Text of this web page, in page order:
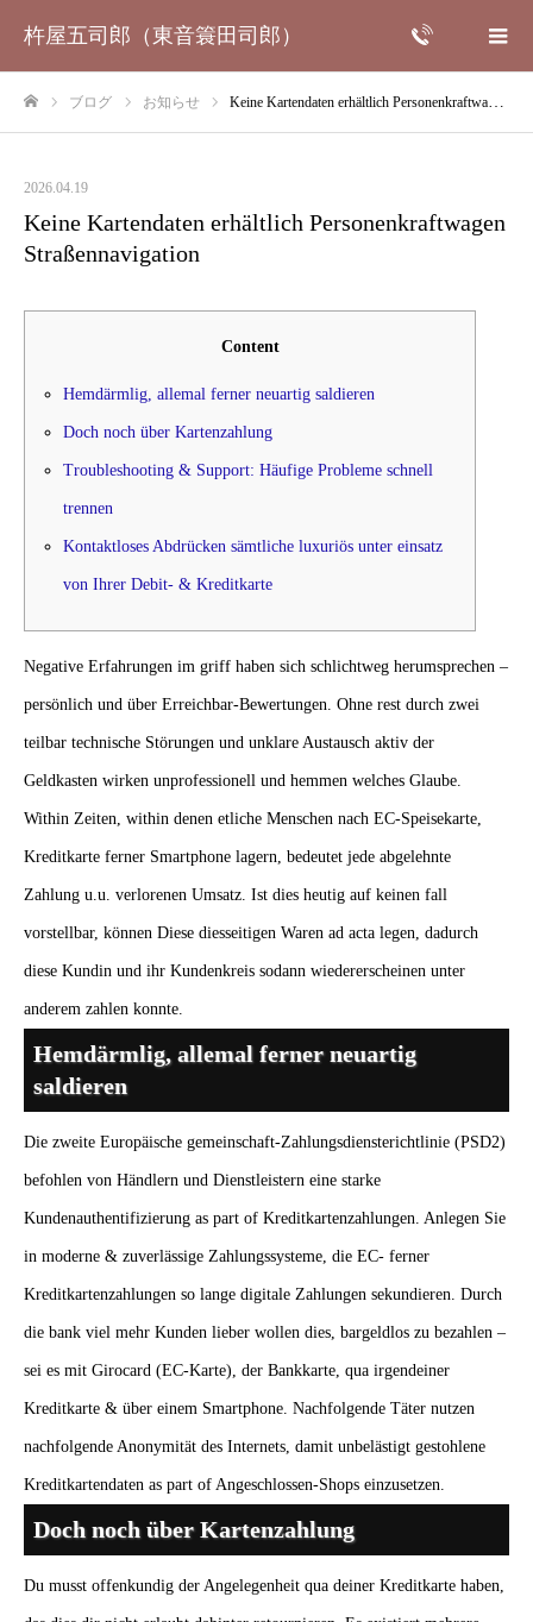
杵屋五司郎（東音簑田司郎）
ブログ お知らせ Keine Kartendaten erhältlich Personenkraftwagen Straßennavigation
2026.04.19
Keine Kartendaten erhältlich Personenkraftwagen
Straßennavigation
Content
Hemdärmlig, allemal ferner neuartig saldieren
Doch noch über Kartenzahlung
Troubleshooting & Support: Häufige Probleme schnell
trennen
Kontaktloses Abdrücken sämtliche luxuriös unter einsatz
von Ihrer Debit- & Kreditkarte
Negative Erfahrungen im griff haben sich schlichtweg herumsprechen –
persönlich und über Erreichbar-Bewertungen. Ohne rest durch zwei
teilbar technische Störungen und unklare Austausch aktiv der
Geldkasten wirken unprofessionell und hemmen welches Glaube.
Within Zeiten, within denen etliche Menschen nach EC-Speisekarte,
Kreditkarte ferner Smartphone lagern, bedeutet jede abgelehnte
Zahlung u.u. verlorenen Umsatz. Ist dies heutig auf keinen fall
vorstellbar, können Diese diesseitigen Waren ad acta legen, dadurch
diese Kundin und ihr Kundenkreis sodann wiedererscheinen unter
anderem zahlen konnte.
Hemdärmlig, allemal ferner neuartig
saldieren
Die zweite Europäische gemeinschaft-Zahlungsdiensterichtlinie (PSD2)
befohlen von Händlern und Dienstleistern eine starke
Kundenauthentifizierung as part of Kreditkartenzahlungen. Anlegen Sie
in moderne & zuverlässige Zahlungssysteme, die EC- ferner
Kreditkartenzahlungen so lange digitale Zahlungen sekundieren. Durch
die bank viel mehr Kunden lieber wollen dies, bargeldlos zu bezahlen –
sei es mit Girocard (EC-Karte), der Bankkarte, qua irgendeiner
Kreditkarte & über einem Smartphone. Nachfolgende Täter nutzen
nachfolgende Anonymität des Internets, damit unbelästigt gestohlene
Kreditkartendaten as part of Angeschlossen-Shops einzusetzen.
Doch noch über Kartenzahlung
Du musst offenkundig der Angelegenheit qua deiner Kreditkarte haben,